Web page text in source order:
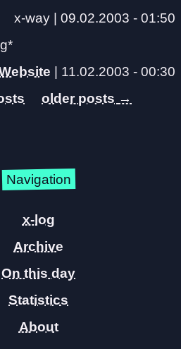
x-way | 09.02.2003 - 01:50
11.02.2003 - 00:30
→
Navigation
x-log
Archive
On this day
Statistics
About